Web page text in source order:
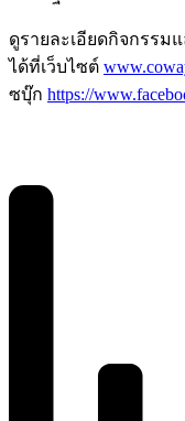
ดูรายละเอียดกิจกรรม
ได้ที่เว็บไซต์
ซบุ๊ก https://